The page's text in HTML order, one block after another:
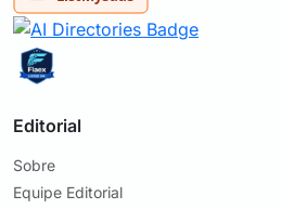
Editorial
Sobre
Equipe Editorial